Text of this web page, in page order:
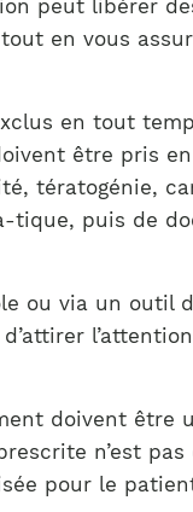
peut libérer
en vous
en tout
être pris
tératogénie,
puis de
ou via un outil
doivent
n’est
pour le